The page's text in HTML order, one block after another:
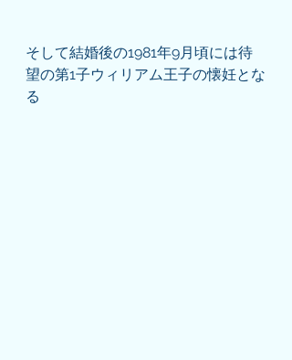
そして結婚後の1981年9月頃には待
望の第1子ウィリアム王子の懐妊とな
る